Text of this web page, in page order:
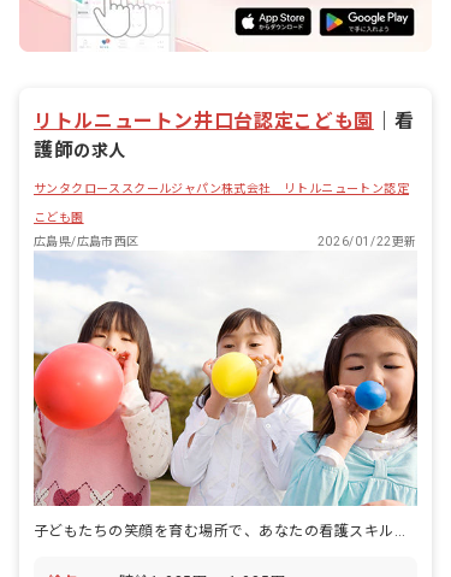
リトルニュートン井口台認定こども園
看
護師の求人
サンタクローススクールジャパン株式会社 リトルニュートン認定
こども園
広島県/広島市西区
2026/01/22更新
子どもたちの笑顔を育む場所で、あなたの看護スキルを活かしませんか？